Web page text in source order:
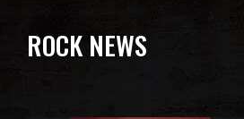
ROCK NEWS